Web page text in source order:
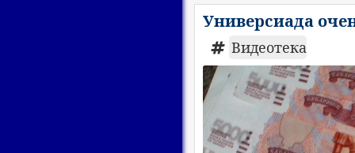
Универсиада
Видеотека